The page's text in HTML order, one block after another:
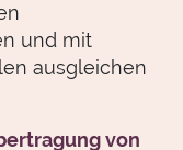
und mit
ausgleichen
von